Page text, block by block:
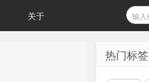
关于
热门标签